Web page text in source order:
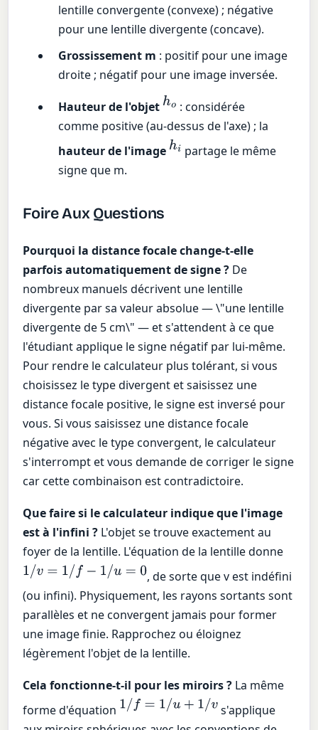
lentille convergente (convexe) ; négative
pour une lentille divergente (concave).
Grossissement m : positif pour une image
droite ; négatif pour une image inversée.
Hauteur de l'objet ho : considérée
comme positive (au-dessus de l'axe) ; la
hauteur de l'image hi partage le même
signe que m.
Foire Aux Questions
Pourquoi la distance focale change-t-elle
parfois automatiquement de signe ? De
nombreux manuels décrivent une lentille
divergente par sa valeur absolue — \"une lentille
divergente de 5 cm\" — et s'attendent à ce que
l'étudiant applique le signe négatif par lui-même.
Pour rendre le calculateur plus tolérant, si vous
choisissez le type divergent et saisissez une
distance focale positive, le signe est inversé pour
vous. Si vous saisissez une distance focale
négative avec le type convergent, le calculateur
s'interrompt et vous demande de corriger le signe
car cette combinaison est contradictoire.
Que faire si le calculateur indique que l'image
est à l'infini ? L'objet se trouve exactement au
foyer de la lentille. L'équation de la lentille donne
1/v= 1/f −1/ u =0
, de sorte que v est indéfini
(ou infini). Physiquement, les rayons sortants sont
parallèles et ne convergent jamais pour former
une image finie. Rapprochez ou éloignez
légèrement l'objet de la lentille.
Cela fonctionne-t-il pour les miroirs ? La même
forme d'équation 1/f= 1/u +1/v
s'applique